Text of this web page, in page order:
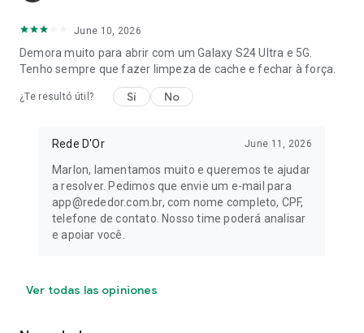
June 10, 2026
Demora muito para abrir com um Galaxy S24 Ultra e 5G.
Tenho sempre que fazer limpeza de cache e fechar à força.
¿Te resultó útil? Sí No
Rede D'Or June 11, 2026
Marlon, lamentamos muito e queremos te ajudar
a resolver. Pedimos que envie um e-mail para
app@rededor.com.br, com nome completo, CPF,
telefone de contato. Nosso time poderá analisar
e apoiar você.
Ver todas las opiniones